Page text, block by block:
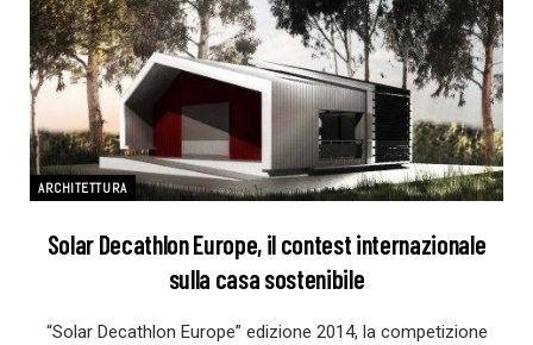
ARCHITETTURA
Solar Decathlon Europe, il contest internazionale
sulla casa sostenibile
“Solar Decathlon Europe” edizione 2014, la competizione